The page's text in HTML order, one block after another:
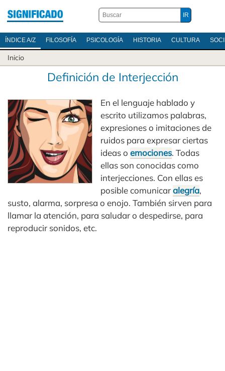
ÍNDICE A/Z FILOSOFÍA PSICOLOGÍA HISTORIA CULTURA
Inicio
Definición de Interjección
En el lenguaje hablado y
escrito utilizamos palabras,
expresiones o imitaciones de
ruidos para expresar ciertas
ideas oemociones. Todas
ellas son conocidas como
interjecciones. Con ellas es
posible comunicaralegría,
susto, alarma, sorpresa o enojo. También sirven para
llamar la atención, para saludar o despedirse, para
reproducir sonidos, etc.